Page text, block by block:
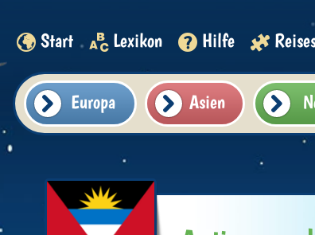
Start Lexikon Hilfe
Europa Asien